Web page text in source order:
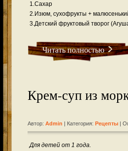
1.Сахар
2.Изюм, сухофрукты +
3.Детский фруктовый творог
Читать полностью
Крем-суп из
Автор: Admin | Категория: Рецепты |
Для детей от 1 года.